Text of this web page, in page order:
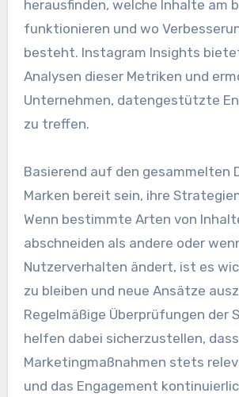
herausfinden, welche Inhalte am
funktionieren und wo
besteht. Instagram Insights
Analysen dieser Metriken und
Unternehmen, datengestützte
zu treffen.
Basierend auf den gesammelten
Marken bereit sein, ihre
Wenn bestimmte Arten von
abschneiden als andere oder
Nutzerverhalten ändert, ist es
zu bleiben und neue Ansätze
Regelmäßige Überprüfungen der
helfen dabei sicherzustellen,
Marketingmaßnahmen stets
und das Engagement